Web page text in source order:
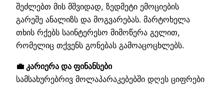
შეძლებთ მის მშვიდად, ზედმეტი ემოციების
გარეშე ანალიზს და მოგვარებას. მარტოხელა
თხის რქებს საინტერესო მიმოწერა გელით,
რომელიც თქვენს გონებას გამოაცოცხლებს.
💼 კარიერა და ფინანსები
სამსახურებრივ მოლაპარაკებებში დღეს ციფრები